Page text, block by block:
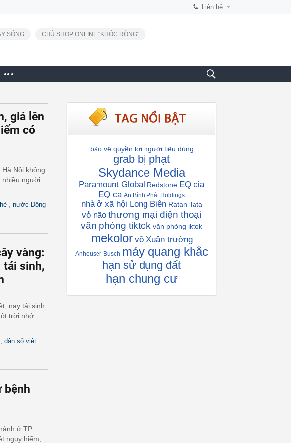
Liên hệ
SÓNG CHỦ SHOP ONLINE "KHÓC RÒNG"
giá lên
có
Nội không
nhiều người
nước Đông
vàng:
tái sinh,
nay tái sinh
trời nhớ
dân số việt
bệnh
ở TP
nguy hiểm,
bảo vệ quyền lợi người tiêu dùng
grab bị phạt
Skydance Media
Paramount Global Redstone EQ cia
EQ ca An Bình Phát Holdings
nhà ở xã hội Long Biên Ratan Tata
vỏ não thương mại điện thoại
văn phòng tiktok văn phòng iktok
mekolor võ Xuân trường
Anheuser-Busch máy quang khắc
hạn sử dụng đất
hạn chung cư